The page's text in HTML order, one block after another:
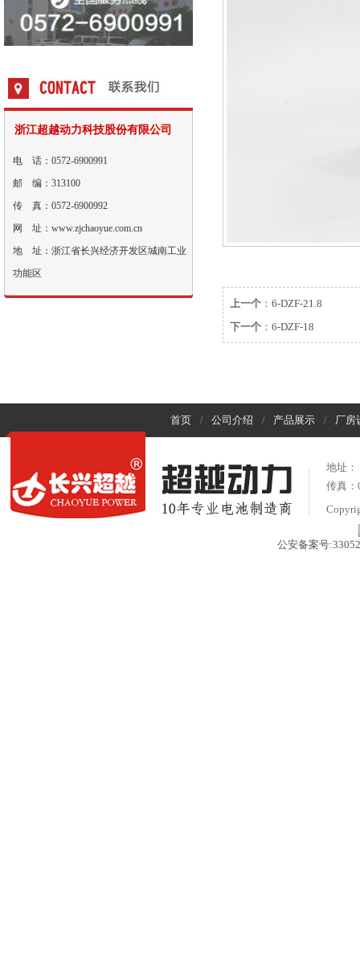
浙江超越动力科技股份有限公司
电 话：0572-6900991
邮 编：313100
传 真：0572-6900992
网 址：www.zjchaoyue.com.cn
地 址：浙江省长兴经济开发区城南工业
功能区
上一个 ： 6-DZF-21.8
下一个 ： 6-DZF-18
首页 / 公司介绍 / 产品展示 / 厂房
地址
传真：
公安备案号